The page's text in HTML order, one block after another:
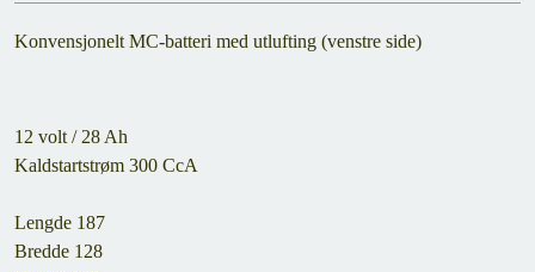
Konvensjonelt MC-batteri med utlufting (venstre side)
12 volt / 28 Ah
Kaldstartstrøm 300 CcA
Lengde 187
Bredde 128